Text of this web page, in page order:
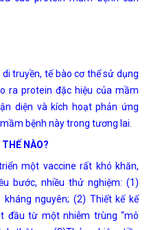
truyền, tế bào cơ thể sử dụng
ra protein đặc hiệu của mầm
diện và kích hoạt phản ứng
bệnh này trong tương lai.
NÀO?
một vaccine rất khó khăn,
bước, nhiều thử nghiệm: (1)
nguyên; (2) Thiết kế kế
đầu từ một nhiễm trùng “mô